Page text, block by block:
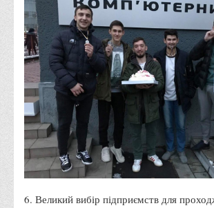
Торгівлі, маркетингу та сфери
Економіки, менеджменту та права
Кафедри
Маркетингу та реклами
Товарознавства, експертизи та
підприємництва
Туризму та готельно-ресторанної справи
Фізичного виховання та спорту
Менеджменту та публічного управління
Інноваційної економіки та цифрових
6. Великий вибір підприємств для